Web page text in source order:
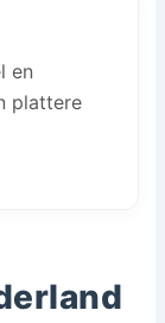
en
plattere